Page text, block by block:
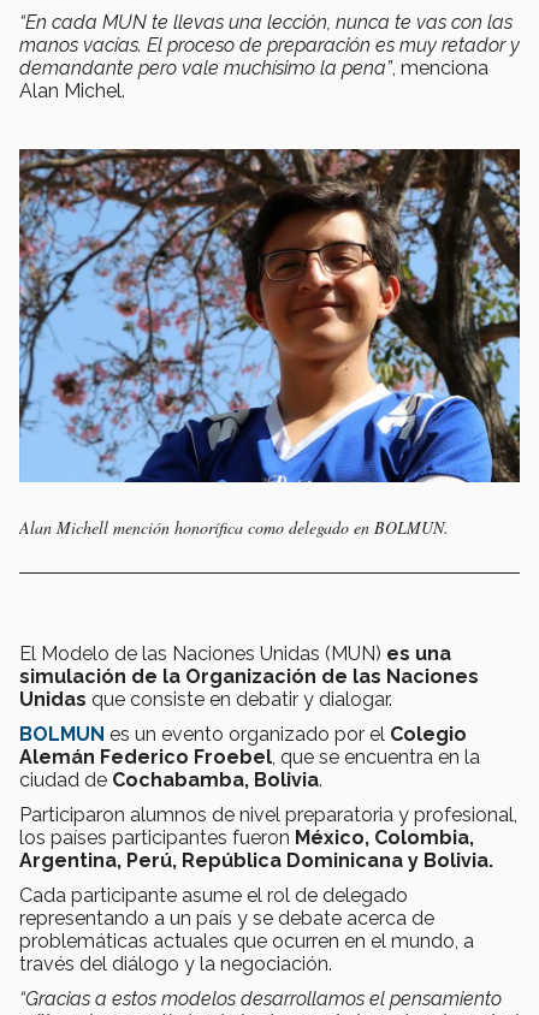
“En cada MUN te llevas una lección, nunca te vas con las
manos vacías. El proceso de preparación es muy retador y
demandante pero vale muchísimo la pena”, menciona
Alan Michel.
Alan Michell mención honorífica como delegado en BOLMUN.
El Modelo de las Naciones Unidas (MUN) es una
simulación de la Organización de las Naciones
Unidas que consiste en debatir y dialogar.
BOLMUN es un evento organizado por el Colegio
Alemán Federico Froebel, que se encuentra en la
ciudad de Cochabamba, Bolivia.
Participaron alumnos de nivel preparatoria y profesional,
los países participantes fueron México, Colombia,
Argentina, Perú, República Dominicana y Bolivia.
Cada participante asume el rol de delegado
representando a un país y se debate acerca de
problemáticas actuales que ocurren en el mundo, a
través del diálogo y la negociación.
“Gracias a estos modelos desarrollamos el pensamiento